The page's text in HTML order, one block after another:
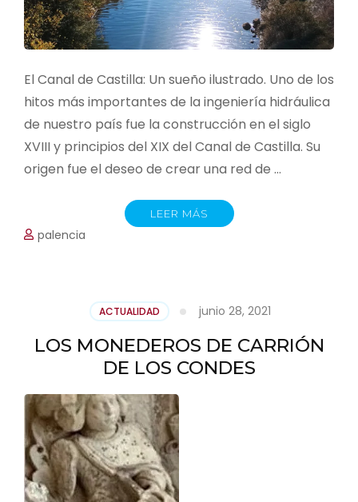
El Canal de Castilla: Un sueño ilustrado. Uno de los
hitos más importantes de la ingeniería hidráulica
de nuestro país fue la construcción en el siglo
XVIII y principios del XIX del Canal de Castilla. Su
origen fue el deseo de crear una red de …
LEER MÁS
palencia
ACTUALIDAD junio 28, 2021
LOS MONEDEROS DE CARRIÓN
DE LOS CONDES